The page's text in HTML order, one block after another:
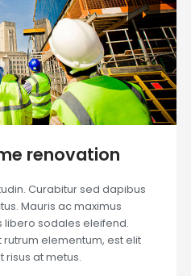
renovation
Curabitur sed dapibus
Mauris ac maximus
libero sodales eleifend.
rutrum elementum, est elit
risus at metus.